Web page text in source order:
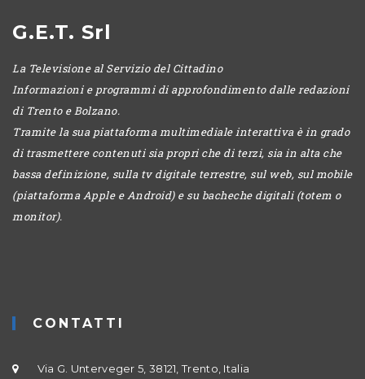
G.E.T. Srl
La Televisione al Servizio del Cittadino
Informazioni e programmi di approfondimento dalle redazioni
di Trento e Bolzano.
Tramite la sua piattaforma multimediale interattiva è in grado
di trasmettere contenuti sia propri che di terzi, sia in alta che
bassa definizione, sulla tv digitale terrestre, sul web, sul mobile
(piattaforma Apple e Android) e su bacheche digitali (totem o
monitor).
CONTATTI
Via G. Unterveger 5, 38121, Trento, Italia